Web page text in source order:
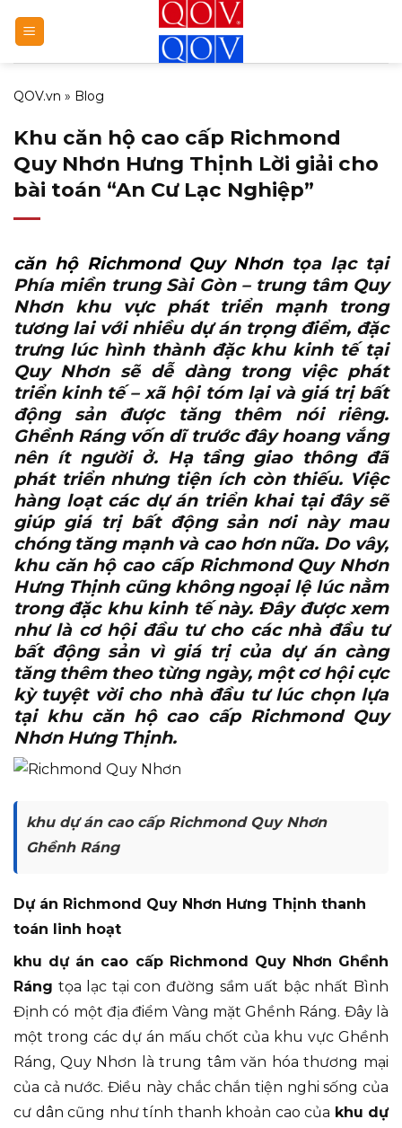
qua
nội
dung
QOV.vn » Blog
Khu căn hộ cao cấp Richmond
Quy Nhơn Hưng Thịnh Lời giải cho
bài toán “An Cư Lạc Nghiệp”
căn hộ Richmond Quy Nhơntọa lạc tại
Phía miền trung Sài Gòn – trung tâm Quy
Nhơn khu vực phát triển mạnh trong
tương lai với nhiều dự án trọng điểm, đặc
trưng lúc hình thành đặc khu kinh tế tại
Quy Nhơn sẽ dễ dàng trong việc phát
triển kinh tế – xã hội tóm lại và giá trị bất
động sản được tăng thêm nói riêng.
Ghềnh Ráng vốn dĩ trước đây hoang vắng
nên ít người ở. Hạ tầng giao thông đã
phát triển nhưng tiện ích còn thiếu. Việc
hàng loạt các dự án triển khai tại đây sẽ
giúp giá trị bất động sản nơi này mau
chóng tăng mạnh và cao hơn nữa. Do vây,
khu căn hộ cao cấp Richmond Quy Nhơn
Hưng Thịnh cũng không ngoại lệ lúc nằm
trong đặc khu kinh tế này. Đây được xem
như là cơ hội đầu tư cho các nhà đầu tư
bất động sản vì giá trị của dự án càng
tăng thêm theo từng ngày, một cơ hội cực
kỳ tuyệt vời cho nhà đầu tư lúc chọn lựa
tại khu căn hộ cao cấp Richmond Quy
Nhơn Hưng Thịnh.
khu dự án cao cấp Richmond Quy Nhơn
Ghềnh Ráng
Dự án Richmond Quy Nhơn Hưng Thịnh thanh
toán linh hoạt
khu dự án cao cấp Richmond Quy Nhơn Ghềnh
Ráng tọa lạc tại con đường sầm uất bậc nhất Bình
Định có một địa điểm Vàng mặt Ghềnh Ráng. Đây là
một trong các dự án mấu chốt của khu vực Ghềnh
Ráng, Quy Nhơn là trung tâm văn hóa thương mại
của cả nước. Điều này chắc chắn tiện nghi sống của
cư dân cũng như tính thanh khoản cao của khu dự